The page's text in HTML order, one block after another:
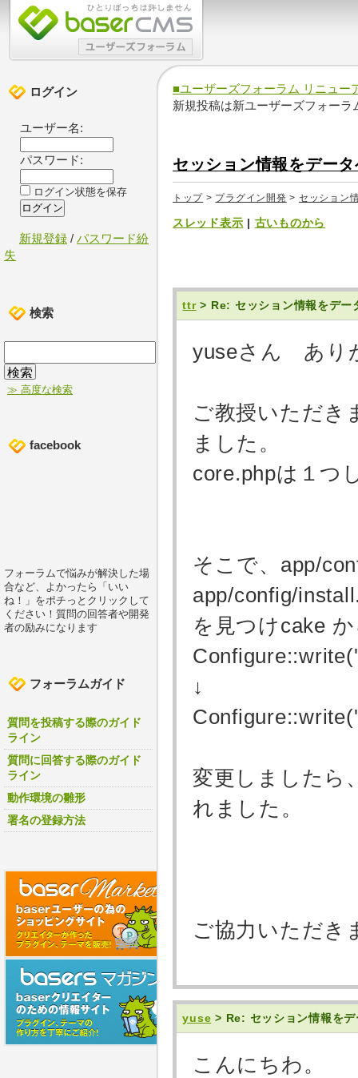
■ユーザーズフォーラム リニュー
新規投稿は新ユーザーズフォーラ
セッション情報をデー
トップ > プラグイン開発 > セッション
スレッド表示 | 古いものから
ttr> Re: セッション情報をデー
yuseさん あり
ご教授いただき
ました。
core.phpは１つ
そこで、app/
app/config/
を見つけcake
↓
変更しましたら
れました。
ご協力いただき
yuse > Re: セッション情報を
こんにちわ。
ログイン
ユーザー名:
パスワード:
ログイン状態を保存
新規登録 / パスワード紛
失
検索
≫ 高度な検索
facebook
フォーラムで悩みが解決した場
合など、よかったら「いい
ね！」をポチっとクリックして
ください！質問の回答者や開発
者の励みになります
フォーラムガイド
質問を投稿する際のガイド
ライン
質問に回答する際のガイド
ライン
動作環境の雛形
署名の登録方法